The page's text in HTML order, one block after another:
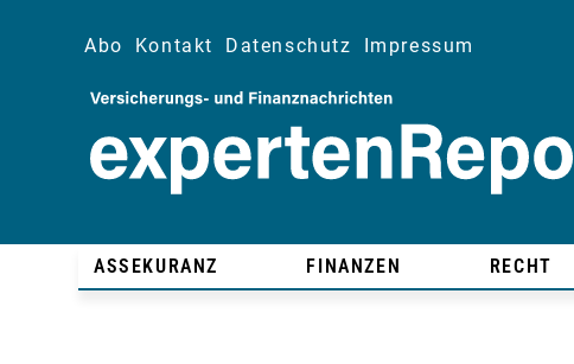
Abo Kontakt Datenschutz Impressum
ASSEKURANZ FINANZEN RECHT